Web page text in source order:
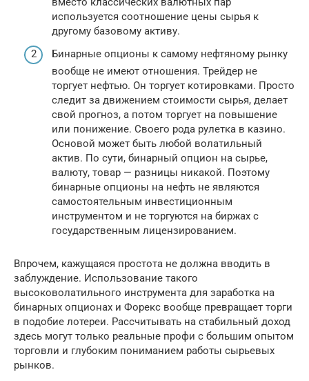
используется соотношение цены сырья к
другому базовому активу.
Бинарные опционы к самому нефтяному рынку
вообще не имеют отношения. Трейдер не
торгует нефтью. Он торгует котировками. Просто
следит за движением стоимости сырья, делает
свой прогноз, а потом торгует на повышение
или понижение. Своего рода рулетка в казино.
Основой может быть любой волатильный
актив. По сути, бинарный опцион на сырье,
валюту, товар — разницы никакой. Поэтому
бинарные опционы на нефть не являются
самостоятельным инвестиционным
инструментом и не торгуются на биржах с
государственным лицензированием.
Впрочем, кажущаяся простота не должна вводить в
заблуждение. Использование такого
высоковолатильного инструмента для заработка на
бинарных опционах и Форекс вообще превращает торги
в подобие лотереи. Рассчитывать на стабильный доход
здесь могут только реальные профи с большим опытом
торговли и глубоким пониманием работы сырьевых
рынков.